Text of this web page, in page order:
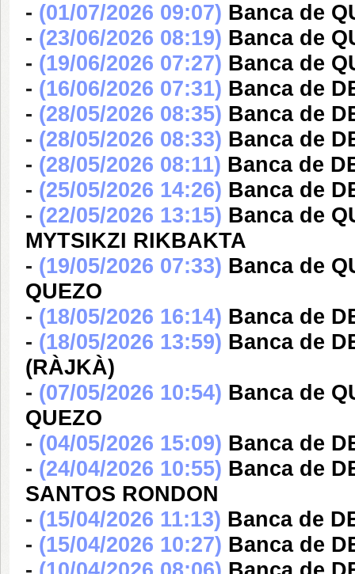
- (01/07/2026 09:07) Banca de
- (23/06/2026 08:19) Banca de
- (19/06/2026 07:27) Banca de
- (16/06/2026 07:31) Banca de
- (28/05/2026 08:35) Banca de
- (28/05/2026 08:33) Banca de
- (28/05/2026 08:11) Banca de
- (25/05/2026 14:26) Banca de
- (22/05/2026 13:15) Banca de
MYTSIKZI RIKBAKTA
- (19/05/2026 07:33) Banca de
QUEZO
- (18/05/2026 16:14) Banca de
- (18/05/2026 13:59) Banca de
(RÀJKÀ)
- (07/05/2026 10:54) Banca de
QUEZO
- (04/05/2026 15:09) Banca de
- (24/04/2026 10:55) Banca de
SANTOS RONDON
- (15/04/2026 11:13) Banca de
- (15/04/2026 10:27) Banca de